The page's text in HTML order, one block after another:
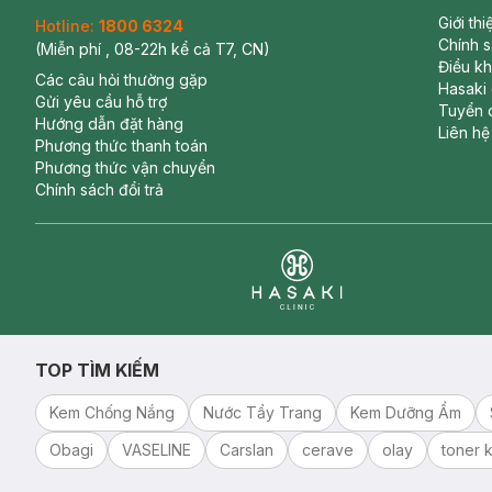
Hotline: 1800 6324
(Miễn phí , 08-22h kể cả T7, CN)
Các câu hỏi thường gặp
Gửi yêu cầu hỗ trợ
Hướng dẫn đặt hàng
Phương thức thanh toán
Phương thức vận chuyển
Chính sách đổi trả
Giới
Chính
Điều
Hasaki
Tuyển
Liên hệ
TOP TÌM KIẾM
Kem Chống Nắng Nước Tẩy Trang Kem Dưỡng Ẩm
Obagi
VASELINE Carslan cerave olay toner